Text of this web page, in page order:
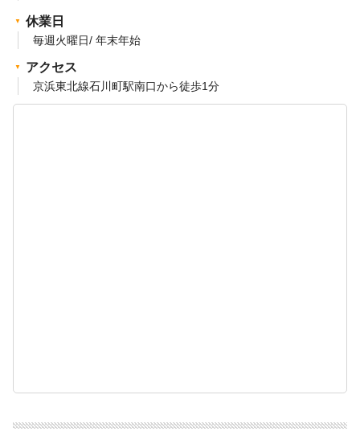
休業日
毎週火曜日/ 年末年始
アクセス
京浜東北線石川町駅南口から徒歩1分